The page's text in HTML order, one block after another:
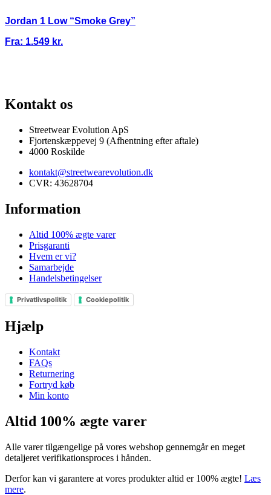
Jordan 1 Low “Smoke Grey”
Fra: 1.549 kr.
Kontakt os
Streetwear Evolution ApS
Fjortenskæppevej 9 (Afhentning efter aftale)
4000 Roskilde
kontakt@streetwearevolution.dk
CVR: 43628704
Information
Altid 100% ægte varer
Prisgaranti
Hvem er vi?
Samarbejde
Handelsbetingelser
Privatlivspolitik Cookiepolitik
Hjælp
Kontakt
FAQs
Returnering
Fortryd køb
Min konto
Altid 100% ægte varer
Alle varer tilgængelige på vores webshop gennemgår en meget
detaljeret verifikationsproces i hånden.
Derfor kan vi garantere at vores produkter altid er 100% ægte! Læs
mere.